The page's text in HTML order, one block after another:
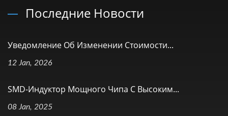
Последние Новости
Уведомление Об Изменении Стоимости...
12 Jan, 2026
SMD-Индуктор Мощного Чипа С Высоким...
08 Jan, 2025